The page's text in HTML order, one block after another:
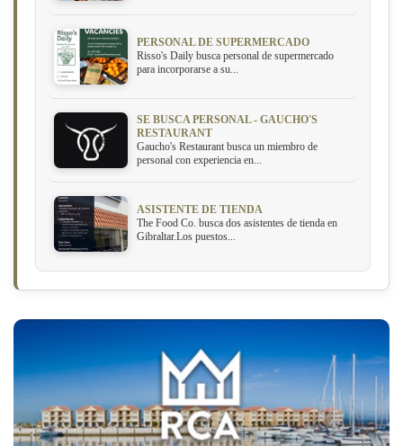
PERSONAL DE SUPERMERCADO
Risso's Daily busca personal de supermercado
para incorporarse a su...
SE BUSCA PERSONAL - GAUCHO'S
RESTAURANT
Gaucho's Restaurant busca un miembro de
personal con experiencia en...
ASISTENTE DE TIENDA
The Food Co. busca dos asistentes de tienda en
Gibraltar.Los puestos...